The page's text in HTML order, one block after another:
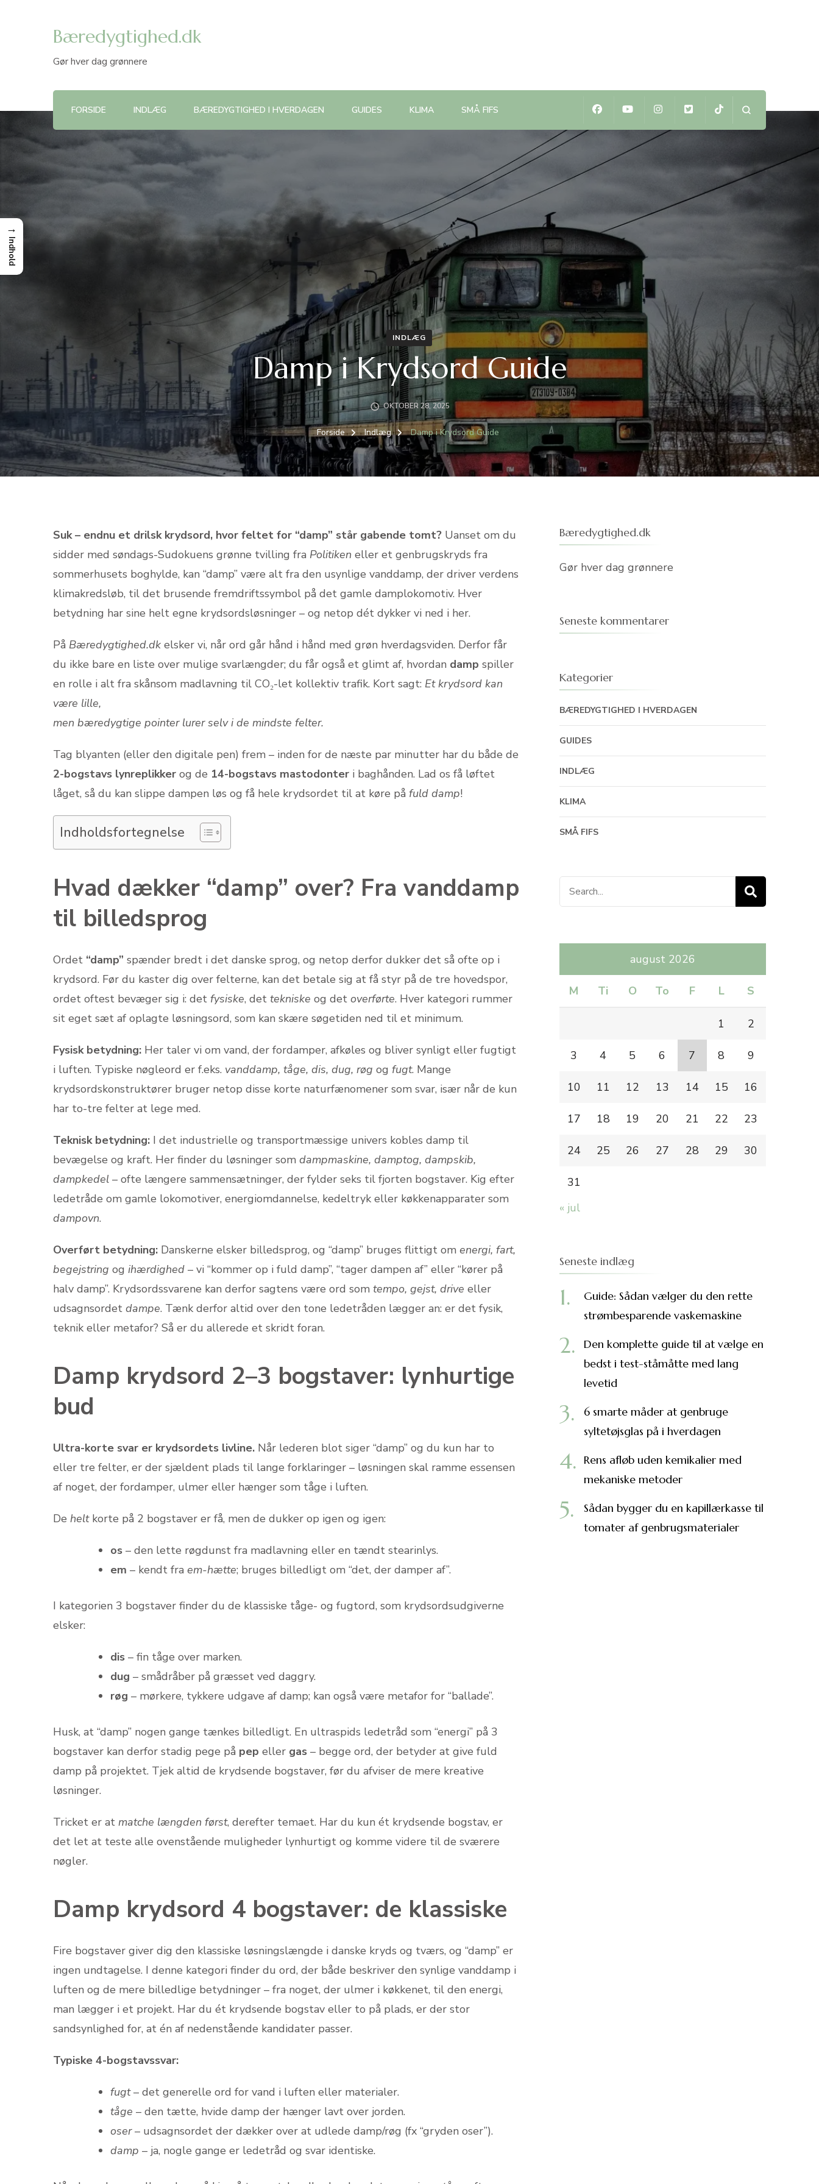
Bæredygtighed.dk
Gør hver dag grønnere
FORSIDE INDLÆG BÆREDYGTIGHED I HVERDAGEN GUIDES KLIMA SMÅ FIFS
INDLÆG
Damp i Krydsord Guide
OKTOBER 28, 2025
Forside Indlæg Damp i Krydsord Guide
Suk – endnu et drilsk krydsord, hvor feltet for “damp” står gabende tomt? Uanset om du
sidder med søndags-Sudokuens grønne tvilling fra Politiken eller et genbrugskryds fra
sommerhusets boghylde, kan “damp” være alt fra den usynlige vanddamp, der driver verdens
klimakredsløb, til det brusende fremdriftssymbol på det gamle damplokomotiv. Hver
betydning har sine helt egne krydsordsløsninger – og netop dét dykker vi ned i her.
På Bæredygtighed.dk elsker vi, når ord går hånd i hånd med grøn hverdagsviden. Derfor får
du ikke bare en liste over mulige svarlængder; du får også et glimt af, hvordan damp spiller
en rolle i alt fra skånsom madlavning til CO₂-let kollektiv trafik. Kort sagt: Et krydsord kan
være lille,
men bæredygtige pointer lurer selv i de mindste felter.
Tag blyanten (eller den digitale pen) frem – inden for de næste par minutter har du både de
2-bogstavs lynreplikker og de 14-bogstavs mastodonter i baghånden. Lad os få løftet
låget, så du kan slippe dampen løs og få hele krydsordet til at køre på fuld damp!
Indholdsfortegnelse
Hvad dækker “damp” over? Fra vanddamp
til billedsprog
Ordet “damp” spænder bredt i det danske sprog, og netop derfor dukker det så ofte op i
krydsord. Før du kaster dig over felterne, kan det betale sig at få styr på de tre hovedspor,
ordet oftest bevæger sig i: det fysiske, det tekniske og det overførte. Hver kategori rummer
sit eget sæt af oplagte løsningsord, som kan skære søgetiden ned til et minimum.
Fysisk betydning: Her taler vi om vand, der fordamper, afkøles og bliver synligt eller fugtigt
i luften. Typiske nøgleord er f.eks. vanddamp, tåge, dis, dug, røg og fugt. Mange
krydsordskonstruktører bruger netop disse korte naturfænomener som svar, især når de kun
har to-tre felter at lege med.
Teknisk betydning: I det industrielle og transportmæssige univers kobles damp til
bevægelse og kraft. Her finder du løsninger som dampmaskine, damptog, dampskib,
dampkedel – ofte længere sammensætninger, der fylder seks til fjorten bogstaver. Kig efter
ledetråde om gamle lokomotiver, energiomdannelse, kedeltryk eller køkkenapparater som
dampovn.
Overført betydning: Danskerne elsker billedsprog, og “damp” bruges flittigt om energi, fart,
begejstring og ihærdighed – vi “kommer op i fuld damp”, “tager dampen af” eller “kører på
halv damp”. Krydsordssvarene kan derfor sagtens være ord som tempo, gejst, drive eller
udsagnsordet dampe. Tænk derfor altid over den tone ledetråden lægger an: er det fysik,
teknik eller metafor? Så er du allerede et skridt foran.
Damp krydsord 2–3 bogstaver: lynhurtige
bud
Ultra-korte svar er krydsordets livline. Når lederen blot siger “damp” og du kun har to
eller tre felter, er der sjældent plads til lange forklaringer – løsningen skal ramme essensen
af noget, der fordamper, ulmer eller hænger som tåge i luften.
De heltkorte på 2 bogstaver er få, men de dukker op igen og igen:
os – den lette røgdunst fra madlavning eller en tændt stearinlys.
em – kendt fra em-hætte; bruges billedligt om “det, der damper af”.
I kategorien 3 bogstaver finder du de klassiske tåge- og fugtord, som krydsordsudgiverne
elsker:
dis – fin tåge over marken.
dug – smådråber på græsset ved daggry.
røg – mørkere, tykkere udgave af damp; kan også være metafor for “ballade”.
Husk, at “damp” nogen gange tænkes billedligt. En ultraspids ledetråd som “energi” på 3
bogstaver kan derfor stadig pege på pep eller gas – begge ord, der betyder at give fuld
damp på projektet. Tjek altid de krydsende bogstaver, før du afviser de mere kreative
løsninger.
Tricket er at matche længden først, derefter temaet. Har du kun ét krydsende bogstav, er
det let at teste alle ovenstående muligheder lynhurtigt og komme videre til de sværere
nøgler.
Damp krydsord 4 bogstaver: de klassiske
Fire bogstaver giver dig den klassiske løsningslængde i danske kryds og tværs, og “damp” er
ingen undtagelse. I denne kategori finder du ord, der både beskriver den synlige vanddamp i
luften og de mere billedlige betydninger – fra noget, der ulmer i køkkenet, til den energi,
man lægger i et projekt. Har du ét krydsende bogstav eller to på plads, er der stor
sandsynlighed for, at én af nedenstående kandidater passer.
Typiske 4-bogstavssvar:
fugt– det generelle ord for vand i luften eller materialer.
tåge – den tætte, hvide damp der hænger lavt over jorden.
oser– udsagnsordet der dækker over at udlede damp/røg (fx “gryden oser”).
damp – ja, nogle gange er ledetråd og svar identiske.
Bæredygtighed.dk
Gør hver dag grønnere
Seneste kommentarer
Kategorier
BÆREDYGTIGHED I HVERDAGEN
GUIDES
INDLÆG
KLIMA
SMÅ FIFS
Search
for:
august 2026
M Ti O To F L S
1 2
3 4 5 6 7 8 9
10 11 12 13 14 15 16
17 18 19 20 21 22 23
24 25 26 27 28 29 30
31
« jul
Seneste indlæg
Guide: Sådan vælger du den rette
strømbesparende vaskemaskine
Den komplette guide til at vælge en
bedst i test-ståmåtte med lang
levetid
6 smarte måder at genbruge
syltetøjsglas på i hverdagen
Rens afløb uden kemikalier med
mekaniske metoder
Sådan bygger du en kapillærkasse til
tomater af genbrugsmaterialer
→
Indhold